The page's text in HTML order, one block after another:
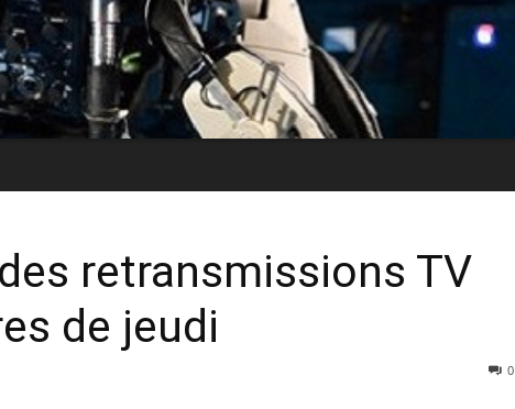
retransmissions TV
de jeudi
0